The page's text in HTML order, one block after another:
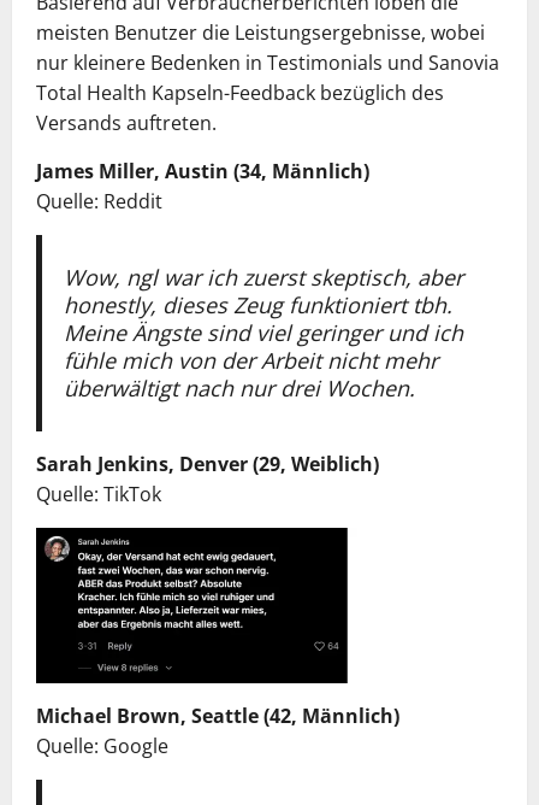
meisten Benutzer die Leistungsergebnisse, wobei
nur kleinere Bedenken in Testimonials und Sanovia
Total Health Kapseln-Feedback bezüglich des
Versands auftreten.
James Miller, Austin (34, Männlich)
Quelle: Reddit
Wow, ngl war ich zuerst skeptisch, aber
honestly, dieses Zeug funktioniert tbh.
Meine Ängste sind viel geringer und ich
fühle mich von der Arbeit nicht mehr
überwältigt nach nur drei Wochen.
Sarah Jenkins, Denver (29, Weiblich)
Quelle: TikTok
Michael Brown, Seattle (42, Männlich)
Quelle: Google